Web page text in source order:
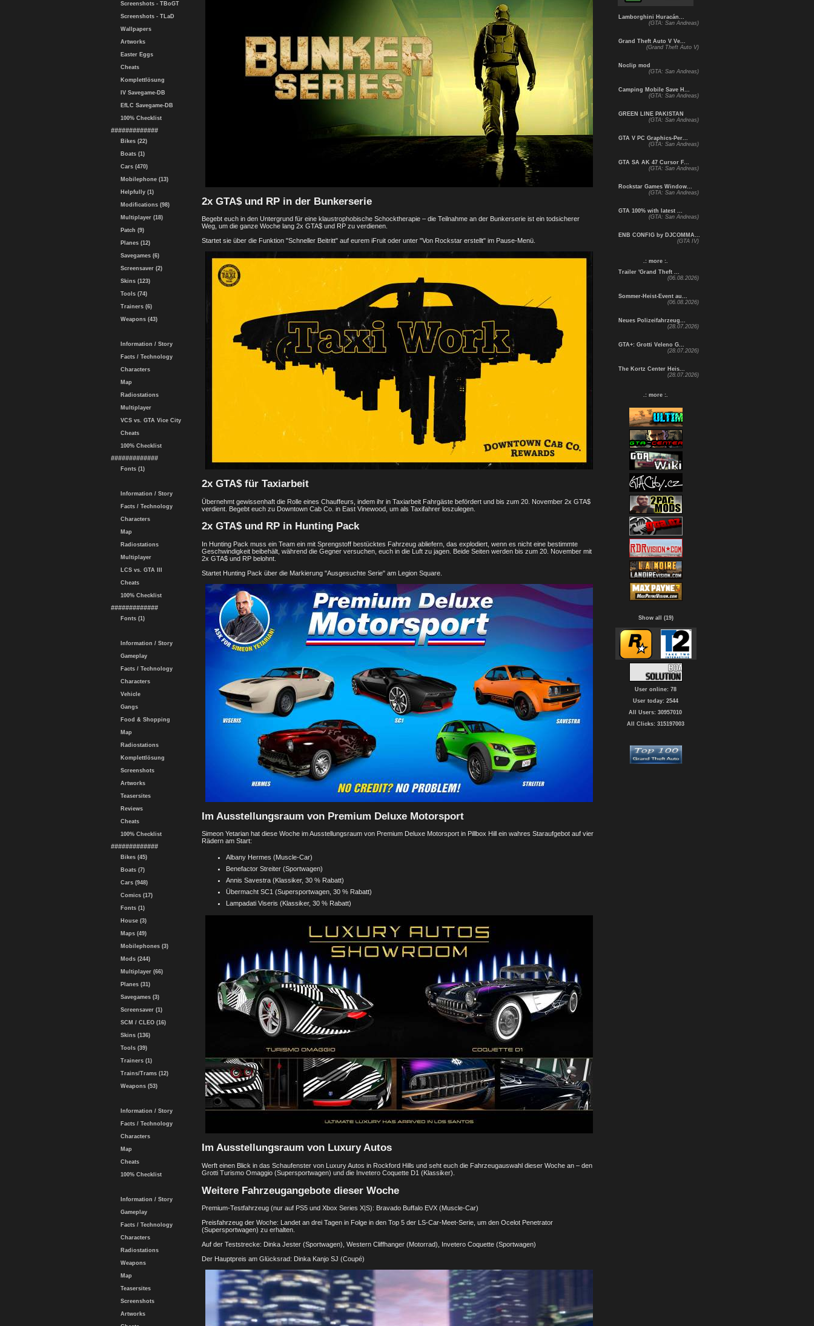
Screenshots - TBoGT
Screenshots - TLaD
Wallpapers
Artworks
Easter Eggs
Cheats
Komplettlösung
IV Savegame-DB
EfLC Savegame-DB
100% Checklist
#############
Bikes (22)
Boats (1)
Cars (470)
Mobilephone (13)
Helpfully (1)
Modifications (98)
Multiplayer (18)
Patch (9)
Planes (12)
Savegames (6)
Screensaver (2)
Skins (123)
Tools (74)
Trainers (6)
Weapons (43)
Information / Story
Facts / Technology
Characters
Map
Radiostations
Multiplayer
VCS vs. GTA Vice City
Cheats
100% Checklist
#############
Fonts (1)
Information / Story
Facts / Technology
Characters
Map
Radiostations
Multiplayer
LCS vs. GTA III
Cheats
100% Checklist
#############
Fonts (1)
Information / Story
Gameplay
Facts / Technology
Characters
Vehicle
Gangs
Food & Shopping
Map
Radiostations
Komplettlösung
Screenshots
Artworks
Teasersites
Reviews
Cheats
100% Checklist
#############
Bikes (45)
Boats (7)
Cars (948)
Comics (17)
Fonts (1)
House (3)
Maps (49)
Mobilephones (3)
Mods (244)
Multiplayer (66)
Planes (31)
Savegames (3)
Screensaver (1)
SCM / CLEO (16)
Skins (136)
Tools (39)
Trainers (1)
Trains/Trams (12)
Weapons (53)
Information / Story
Facts / Technology
Characters
Map
Cheats
100% Checklist
Information / Story
Gameplay
Facts / Technology
Characters
Radiostations
Weapons
Map
Teasersites
Screenshots
Artworks
2x GTA$ und RP in der Bunkerserie
Begebt euch in den Untergrund für eine klaustrophobische Schocktherapie – die Teilnahme an der Bunkerserie ist ein todsicherer
Weg, um die ganze Woche lang 2x GTA$ und RP zu verdienen.
Startet sie über die Funktion "Schneller Beitritt" auf eurem iFruit oder unter "Von Rockstar erstellt" im Pause-Menü.
2x GTA$ für Taxiarbeit
Übernehmt gewissenhaft die Rolle eines Chauffeurs, indem ihr in Taxiarbeit Fahrgäste befördert und bis zum 20. November 2x GTA$
verdient. Begebt euch zu Downtown Cab Co. in East Vinewood, um als Taxifahrer loszulegen.
2x GTA$ und RP in Hunting Pack
In Hunting Pack muss ein Team ein mit Sprengstoff bestücktes Fahrzeug abliefern, das explodiert, wenn es nicht eine bestimmte
Geschwindigkeit beibehält, während die Gegner versuchen, euch in die Luft zu jagen. Beide Seiten werden bis zum 20. November mit
2x GTA$ und RP belohnt.
Startet Hunting Pack über die Markierung "Ausgesuchte Serie" am Legion Square.
Im Ausstellungsraum von Premium Deluxe Motorsport
Simeon Yetarian hat diese Woche im Ausstellungsraum von Premium Deluxe Motorsport in Pillbox Hill ein wahres Staraufgebot auf vier
Rädern am Start:
Albany Hermes (Muscle-Car)
Benefactor Streiter (Sportwagen)
Annis Savestra (Klassiker, 30 % Rabatt)
Übermacht SC1 (Supersportwagen, 30 % Rabatt)
Lampadati Viseris (Klassiker, 30 % Rabatt)
Im Ausstellungsraum von Luxury Autos
Werft einen Blick in das Schaufenster von Luxury Autos in Rockford Hills und seht euch die Fahrzeugauswahl dieser Woche an – den
Grotti Turismo Omaggio (Supersportwagen) und die Invetero Coquette D1 (Klassiker).
Weitere Fahrzeugangebote dieser Woche
Premium-Testfahrzeug (nur auf PS5 und Xbox Series X|S): Bravado Buffalo EVX (Muscle-Car)
Preisfahrzeug der Woche: Landet an drei Tagen in Folge in den Top 5 der LS-Car-Meet-Serie, um den Ocelot Penetrator
(Supersportwagen) zu erhalten.
Auf der Teststrecke: Dinka Jester (Sportwagen), Western Cliffhanger (Motorrad), Invetero Coquette (Sportwagen)
Der Hauptpreis am Glücksrad: Dinka Kanjo SJ (Coupé)
Lamborghini Huracán...
(GTA: San Andreas)
Grand Theft Auto V Ve...
(Grand Theft Auto V)
Noclip mod
(GTA: San Andreas)
Camping Mobile Save H...
(GTA: San Andreas)
GREEN LINE PAKISTAN
(GTA: San Andreas)
GTA V PC Graphics-Per...
(GTA: San Andreas)
GTA SA AK 47 Cursor F...
(GTA: San Andreas)
Rockstar Games Window...
(GTA: San Andreas)
GTA 100% with latest ...
(GTA: San Andreas)
ENB CONFIG by DJCOMMA...
(GTA IV)
.: more :.
Trailer 'Grand Theft ...
(06.08.2026)
Sommer-Heist-Event au...
(06.08.2026)
Neues Polizeifahrzeug...
(28.07.2026)
GTA+: Grotti Veleno G...
(28.07.2026)
The Kortz Center Heis...
(28.07.2026)
.: more :.
Show all (19)
User online: 78
User today: 2544
All Users: 30957010
All Clicks: 315197003